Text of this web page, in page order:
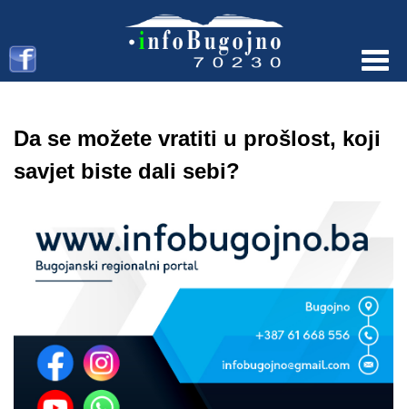
Da se možete vratiti u prošlost, koji
savjet biste dali sebi?